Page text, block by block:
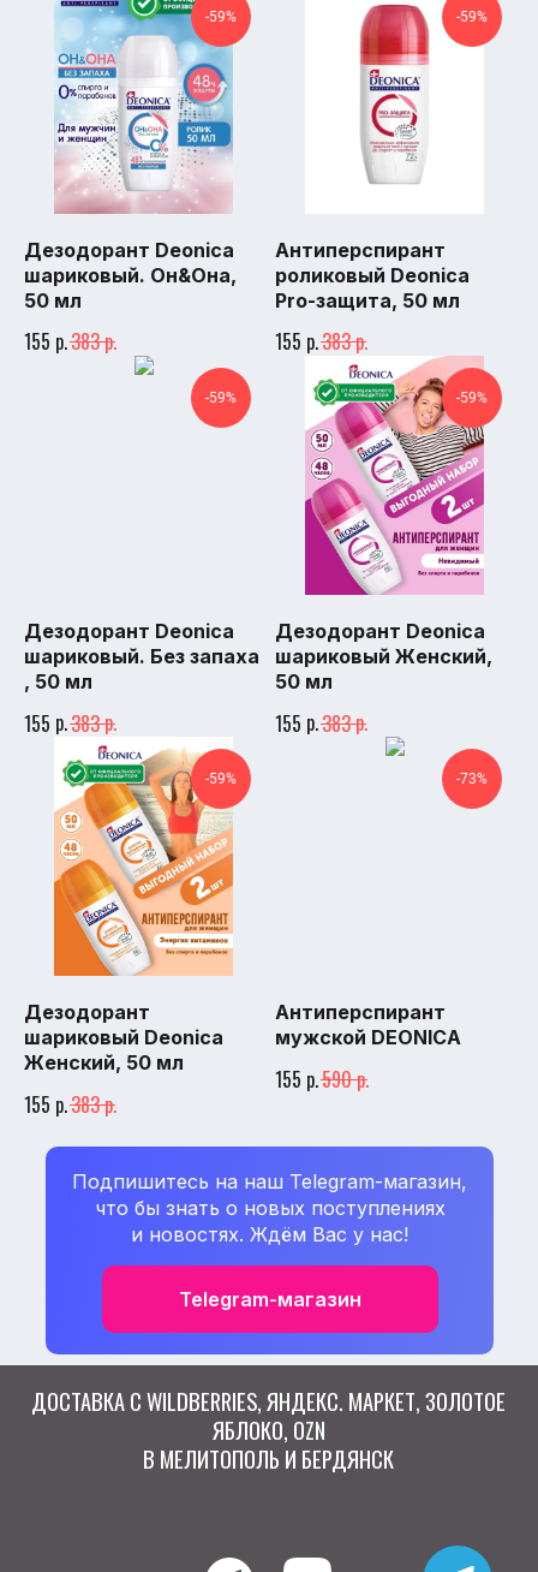
-59%
Дезодорант Deonica
шариковый. Он&Она,
50 мл
155 р.383р.
-59%
Антиперспирант
роликовый Deonica
Pro-защита, 50 мл
155 р.383р.
-59%
Дезодорант Deonica
шариковый. Без запаха
, 50 мл
155 р.383р.
-59%
Дезодорант Deonica
шариковый Женский,
50 мл
155 р.383р.
-59%
Дезодорант
шариковый Deonica
Женский, 50 мл
155 р.383р.
-73%
Антиперспирант
мужской DEONICA
155 р.590р.
Подпишитесь на наш Telegram-магазин,
что бы знать о новых поступлениях
и новостях. Ждём Вас у нас!
Telegram-магазин
ДОСТАВКА С WILDBERRIES, ЯНДЕКС. МАРКЕТ, ЗОЛОТОЕ
WB-PVZ.RU